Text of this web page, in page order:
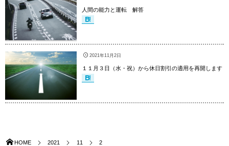
人間の能力と運転 解答
2021年11月2日
１１月３日（水・祝）から休日割引の適用を再開します
HOME 2021 11 2